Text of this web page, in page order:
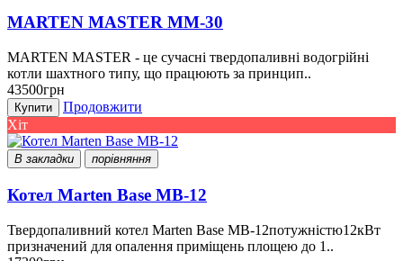
MARTEN MASTER ММ-30
MARTEN MASTER - це сучасні твердопаливні водогрійні
котли шахтного типу, що працюють за принцип..
43500грн
Купити
Продовжити
Хіт
В закладки порівняння
Котел Marten Base MB-12
Твердопаливний котел Marten Base MB-12потужністю12кВт
призначений для опалення приміщень площею до 1..